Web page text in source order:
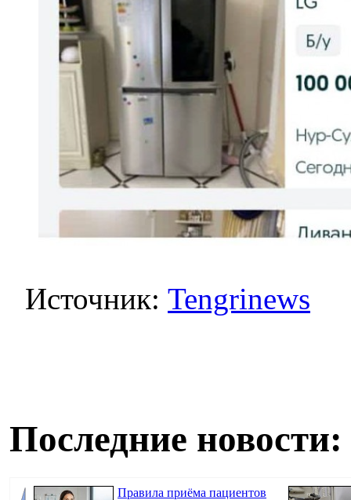
Источник: Tengrinews
Последние новости:
Правила приёма пациентов